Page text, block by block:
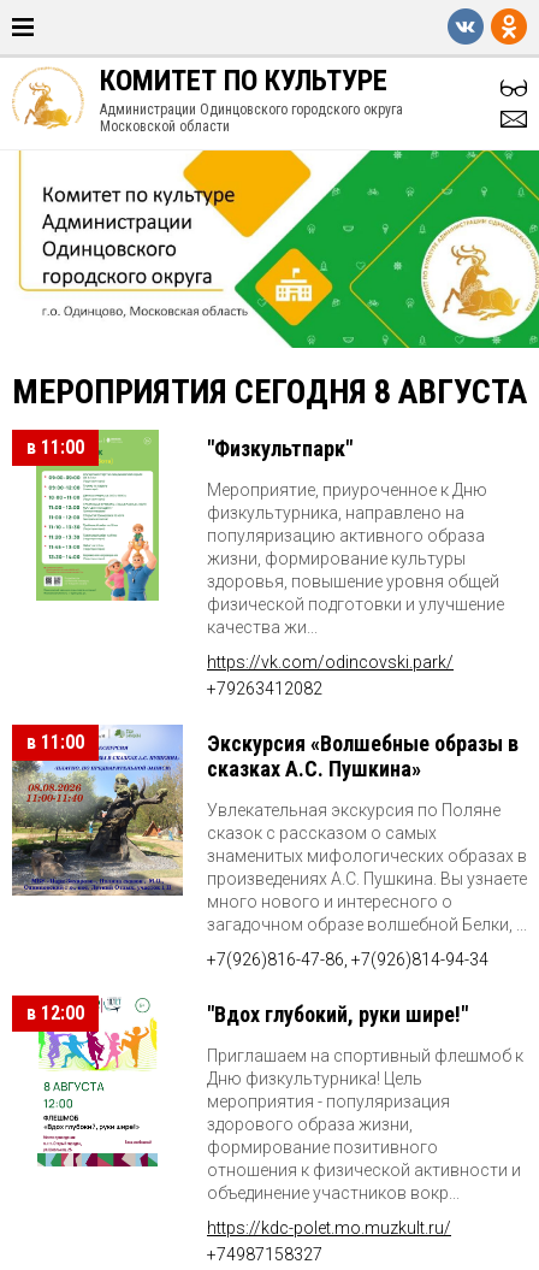
КОМИТЕТ ПО КУЛЬТУРЕ
Администрации Одинцовского городского округа
Московской области
МЕРОПРИЯТИЯ СЕГОДНЯ 8 АВГУСТА
в 11:00 "Физкультпарк"
Мероприятие, приуроченное к Дню
физкультурника, направлено на
популяризацию активного образа
жизни, формирование культуры
здоровья, повышение уровня общей
физической подготовки и улучшение
качества жи...
https://vk.com/odincovski.park/
+79263412082
в 11:00
Экскурсия «Волшебные образы в
сказках А.С. Пушкина»
Увлекательная экскурсия по Поляне
сказок с рассказом о самых
знаменитых мифологических образах в
произведениях А.С. Пушкина. Вы узнаете
много нового и интересного о
загадочном образе волшебной Белки, ...
+7(926)816-47-86, +7(926)814-94-34
в 12:00 "Вдох глубокий, руки шире!"
Приглашаем на спортивный флешмоб к
Дню физкультурника! Цель
мероприятия - популяризация
здорового образа жизни,
формирование позитивного
отношения к физической активности и
объединение участников вокр...
https://kdc-polet.mo.muzkult.ru/
+74987158327